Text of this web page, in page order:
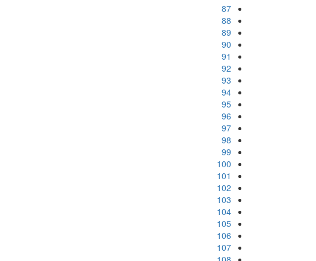
87
88
89
90
91
92
93
94
95
96
97
98
99
100
101
102
103
104
105
106
107